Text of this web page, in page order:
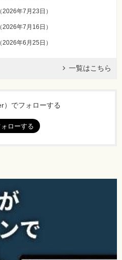
（2026年7月23日 ）
（2026年7月16日 ）
（2026年6月25日 ）
一覧はこちら
）でフォローする